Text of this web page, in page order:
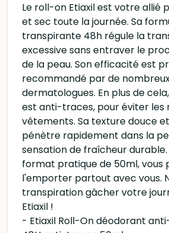
Le roll-on Etiaxil est votre allié
et sec toute la journée. Sa
transpirante 48h régule la
excessive sans entraver le
de la peau. Son efficacité est
recommandé par de
dermatologues. En plus de
est anti-traces, pour éviter les
vêtements. Sa texture douce
pénètre rapidement dans la
sensation de fraîcheur
format pratique de 50ml, vous
l'emporter partout avec vous.
transpiration gâcher votre
Etiaxil !
- Etiaxil Roll-On déodorant